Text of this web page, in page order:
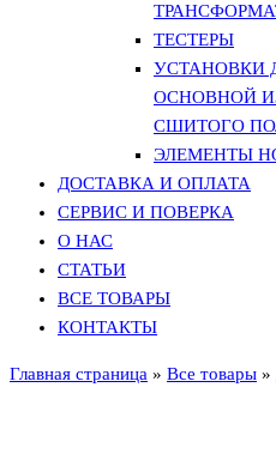
ТЕСТЕРЫ
УСТАНОВКИ
ОСНОВНОЙ
СШИТОГО
ЭЛЕМЕНТЫ
ДОСТАВКА И ОПЛАТА
СЕРВИС И ПОВЕРКА
О НАС
СТАТЬИ
ВСЕ ТОВАРЫ
КОНТАКТЫ
Главная страница » Все товары »